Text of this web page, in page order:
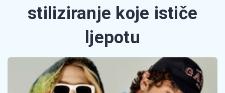
stiliziranje koje ističe
ljepotu